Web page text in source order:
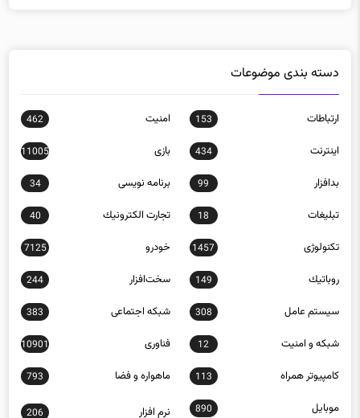
دسته بندی موضوعات
ارتباطات 153 امنيت 462
اينترنت 434 بازی 11005
بدافزار 99 برنامه نويسی 34
تبلیغات 18 تجارت الكترونيك 40
تکنولوژی 1457 خودرو 7125
روباتيك 149 سخت‌افزار 244
سيستم عامل 308 شبكه اجتماعی 383
شبكه و امنيت 12 فناوری 10901
كامپيوتر همراه 113 ماهواره و فضا 793
موبايل 890 نرم افزار 206